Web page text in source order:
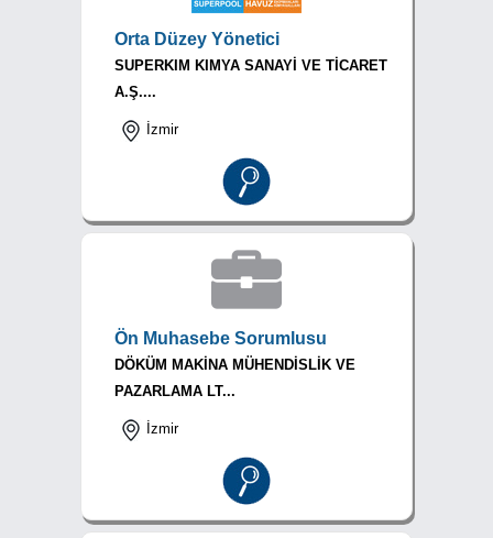
Orta Düzey Yönetici
SUPERKIM KIMYA SANAYİ VE TİCARET
A.Ş....
İzmir
Ön Muhasebe Sorumlusu
DÖKÜM MAKİNA MÜHENDİSLİK VE
PAZARLAMA LT...
İzmir